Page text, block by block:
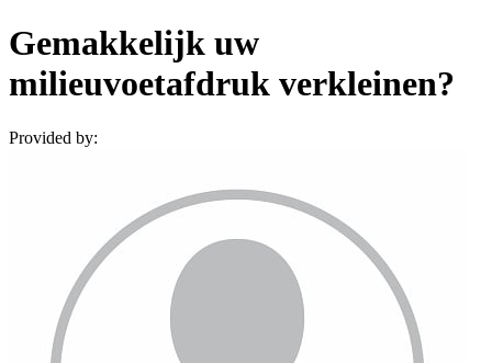
Gemakkelijk uw
milieuvoetafdruk verkleinen?
Provided by: